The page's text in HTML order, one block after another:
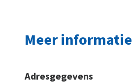
Meer informatie
Adresgegevens